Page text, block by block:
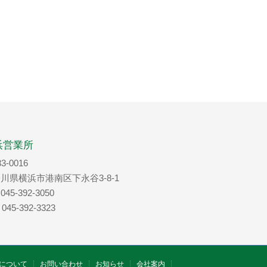
営業所
0016
県横浜市港南区下永谷3-8-1
392-3050
045-392-3323
ついて お問い合わせ お知らせ 会社案内